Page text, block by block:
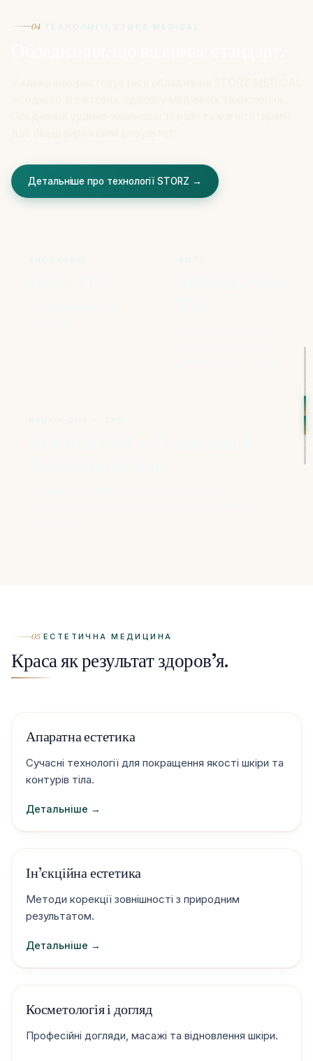
04 ТЕХНОЛОГІЇ STORZ MEDICAL
Детальніше про технології STORZ →
05 ЕСТЕТИЧНА МЕДИЦИНА
Краса як результат здоров’я.
Апаратна естетика
Сучасні технології для покращення якості шкіри та
контурів тіла.
Детальніше →
Ін’єкційна естетика
Методи корекції зовнішності з природним
результатом.
Детальніше →
Косметологія і догляд
Професійні догляди, масажі та відновлення шкіри.